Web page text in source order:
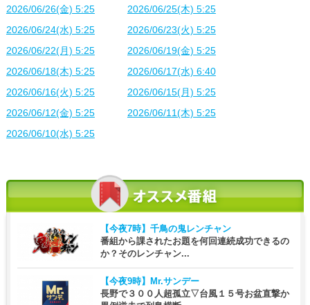
2026/06/26(金) 5:25
2026/06/25(木) 5:25
2026/06/24(水) 5:25
2026/06/23(火) 5:25
2026/06/22(月) 5:25
2026/06/19(金) 5:25
2026/06/18(木) 5:25
2026/06/17(水) 6:40
2026/06/16(火) 5:25
2026/06/15(月) 5:25
2026/06/12(金) 5:25
2026/06/11(木) 5:25
2026/06/10(水) 5:25
【今夜7時】 千鳥の鬼レンチャン
番組から課されたお題を何回連続成功できるの
か？そのレンチャン...
【今夜9時】
Mr.サンデー
長野で３００人超孤立▽台風１５号お盆直撃か